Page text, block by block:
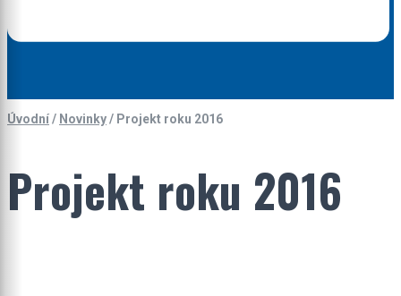
Úvodní/ Novinky/ Projekt roku 2016
Projekt roku 2016